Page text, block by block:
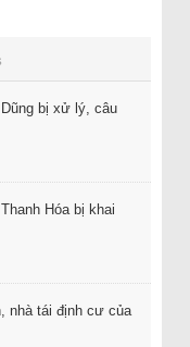
bị xử lý, câu
Hóa bị khai
nhà tái định cư của